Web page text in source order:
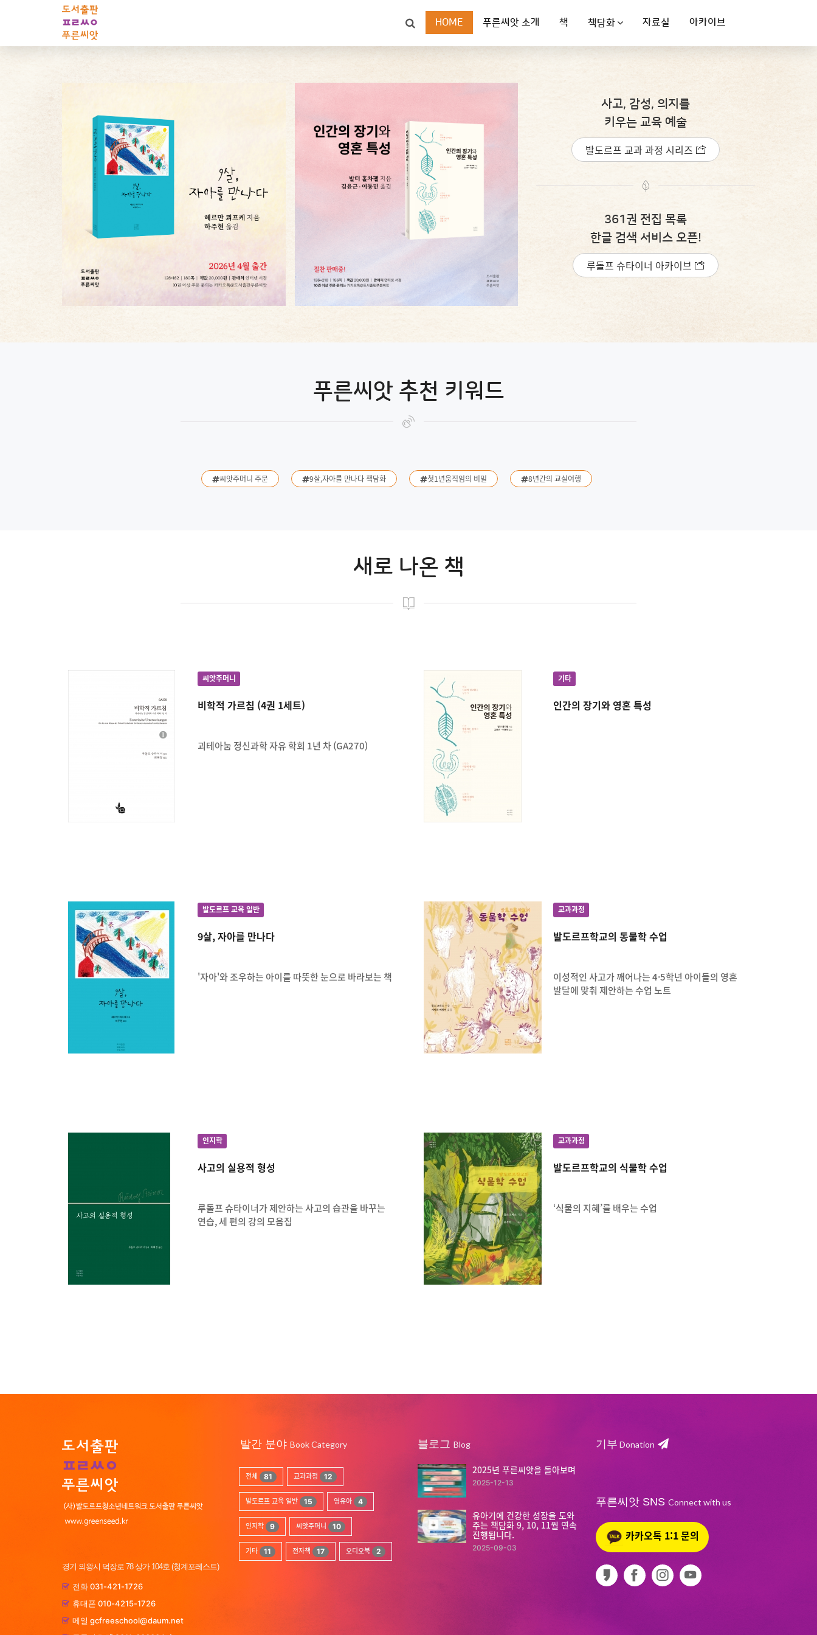
HOME 푸른씨앗 소개 책 책담화 자료실 아카이브
사고, 감성, 의지를
키우는 교육 예술
발도르프 교과 과정 시리즈
361권 전집 목록
한글 검색 서비스 오픈!
루돌프 슈타이너 아카이브
푸른씨앗 추천 키워드
씨앗주머니 주문 9살,자아를 만나다 책담화 첫1년움직임의 비밀 8년간의 교실여행
새로 나온 책
씨앗주머니
비학적 가르침 (4권 1세트)
괴테아눔 정신과학 자유 학회 1년 차 (GA270)
기타
인간의 장기와 영혼 특성
발도르프 교육 일반
9살, 자아를 만나다
'자아'와 조우하는 아이를 따뜻한 눈으로 바라보는 책
교과과정
발도르프학교의 동물학 수업
이성적인 사고가 깨어나는 4·5학년 아이들의 영혼
발달에 맞춰 제안하는 수업 노트
인지학
사고의 실용적 형성
루돌프 슈타이너가 제안하는 사고의 습관을 바꾸는
연습, 세 편의 강의 모음집
교과과정
발도르프학교의 식물학 수업
‘식물의 지혜’를 배우는 수업
경기 의왕시 덕장로 78 상가 104호 (청계포레스트)
전화 031-421-1726
휴대폰 010-4215-1726
메일 gcfreeschool@daum.net
발간 분야 Book Category
전체 81 교과과정 12
발도르프 교육 일반 15 영유아 4
인지학 9 씨앗주머니 10
기타 11 전자책 17 오디오북 2
블로그 Blog
2025년 푸른씨앗을 돌아보며
2025-12-13
유아기에 건강한 성장을 도와
주는 책담화 9, 10, 11월 연속
진행됩니다.
2025-09-03
기부 Donation
푸른씨앗 SNS Connect with us
카카오톡 1:1 문의